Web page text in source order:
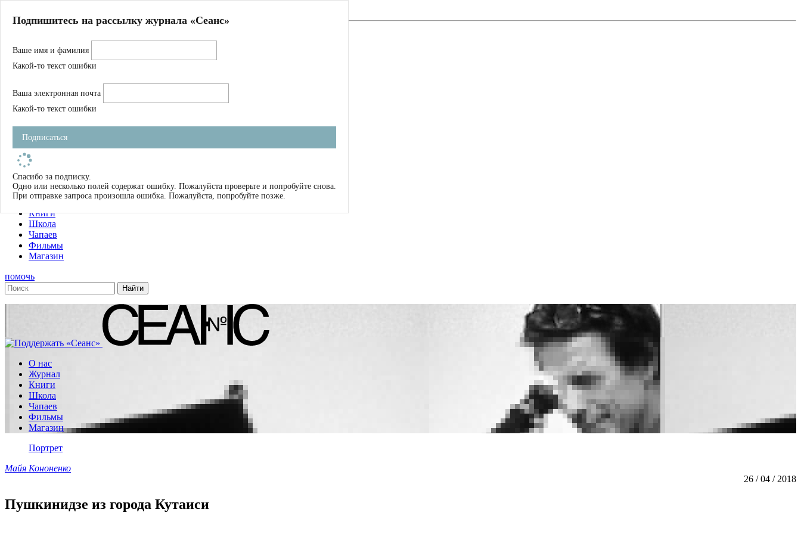
Магазин
Журнал
Школа
Устав
Фильмы
Имена
Тэги
О нас
Журнал
Книги
Школа
Чапаев
Фильмы
Магазин
помочь
О нас
Журнал
Книги
Школа
Чапаев
Фильмы
Магазин
Портрет
Майя Кононенко
26 / 04 / 2018
Пушкинидзе из города Кутаиси
Подпишитесь на рассылку журнала «Сеанс»
Ваше имя и фамилия
Какой-то текст ошибки
Ваша электронная почта
Какой-то текст ошибки
Подписаться
Спасибо за подписку.
Одно или несколько полей содержат ошибку. Пожалуйста проверьте и попробуйте снова.
При отправке запроса произошла ошибка. Пожалуйста, попробуйте позже.